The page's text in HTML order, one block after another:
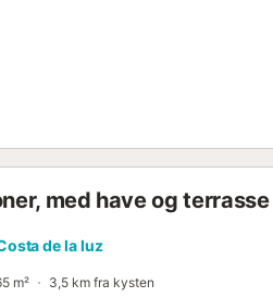
med have og terrasse
de la luz
m² 3,5 km fra kysten